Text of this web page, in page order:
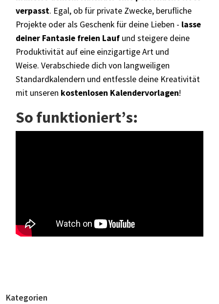
verpasst. Egal, ob für private Zwecke, berufliche
Projekte oder als Geschenk für deine Lieben - lasse
deiner Fantasie freien Lauf und steigere deine
Produktivität auf eine einzigartige Art und
Weise. Verabschiede dich von langweiligen
Standardkalendern und entfessle deine Kreativität
mit unseren kostenlosen Kalendervorlagen!
So funktioniert’s:
Kategorien